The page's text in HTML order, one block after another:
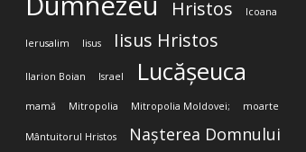
Hristos Icoana
Ierusalim Iisus Iisus Hristos
Ilarion Boian Israel Lucășeuca
mamă Mitropolia Mitropolia Moldovei; moarte
Mântuitorul Hristos Nașterea Domnului